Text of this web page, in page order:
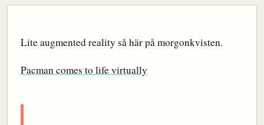
Lite augmented reality så här på morgonkvisten.
Pacman comes to life virtually